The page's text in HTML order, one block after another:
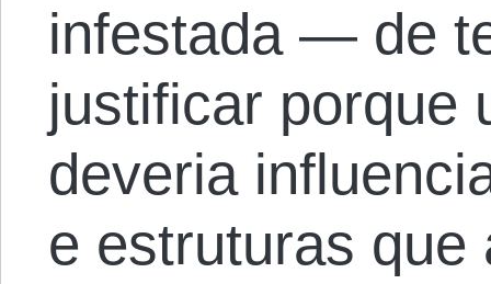
infestada — de
justificar porque
deveria
e estruturas